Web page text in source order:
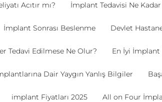
Acıtır mı? İmplant Tedavisi Ne
İmplant Sonrası Beslenme Devlet
Tedavi Edilmese Ne Olur? En İyi İmplant
Dair Yaygın Yanlış Bilgiler
implant Fiyatları 2025 All on Four